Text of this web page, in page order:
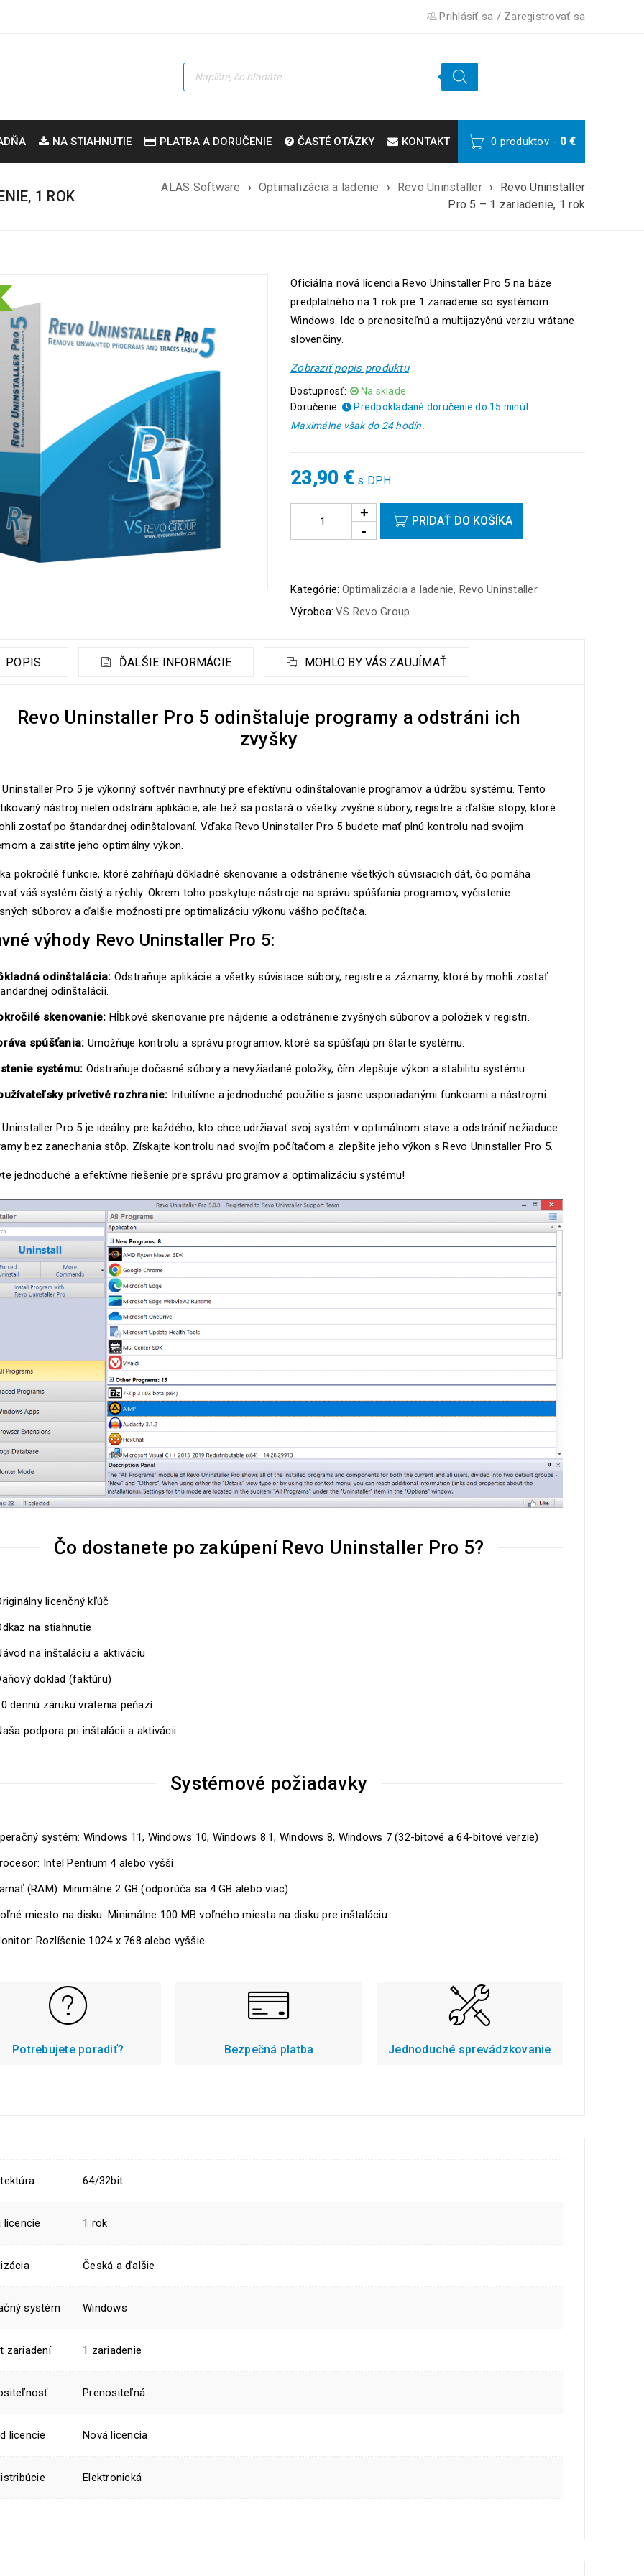
Prihlásiť sa / Zaregistrovať sa
NA STIAHNUTIE PLATBA A DORUČENIE ČASTÉ OTÁZKY KONTAKT 0 produktov - 0€
1 ROK
ALAS Software › Optimalizácia a ladenie › Revo Uninstaller ›
Revo Uninstaller
Pro 5 – 1 zariadenie, 1 rok
Oficiálna nová licencia Revo Uninstaller Pro 5 na báze
predplatného na 1 rok pre 1 zariadenie so systémom
Windows. Ide o prenositeľnú a multijazyčnú verziu vrátane
slovenčiny.
Zobraziť popis produktu
Dostupnosť:
Na sklade
Doručenie:
Predpokladané doručenie do 15 minút
Maximálne však do 24 hodín.
23,90 € s DPH
PRIDAŤ DO KOŠÍKA
Kategórie: Optimalizácia a ladenie, Revo Uninstaller
Výrobca: VS Revo Group
POPIS ĎALŠIE INFORMÁCIE MOHLO BY VÁS ZAUJÍMAŤ
Revo Uninstaller Pro 5 odinštaluje programy a odstráni ich
zvyšky
Uninstaller Pro 5 je výkonný softvér navrhnutý pre efektívnu odinštalovanie programov a údržbu systému. Tento
nástroj nielen odstráni aplikácie, ale tiež sa postará o všetky zvyšné súbory, registre a ďalšie stopy, ktoré
zostať po štandardnej odinštalovaní. Vďaka Revo Uninstaller Pro 5 budete mať plnú kontrolu nad svojim
a zaistíte jeho optimálny výkon.
pokročilé funkcie, ktoré zahŕňajú dôkladné skenovanie a odstránenie všetkých súvisiacich dát, čo pomáha
váš systém čistý a rýchly. Okrem toho poskytuje nástroje na správu spúšťania programov, vyčistenie
súborov a ďalšie možnosti pre optimalizáciu výkonu vášho počítača.
výhody Revo Uninstaller Pro 5:
odinštalácia: Odstraňuje aplikácie a všetky súvisiace súbory, registre a záznamy, ktoré by mohli zostať
odinštalácii.
skenovanie: Hĺbkové skenovanie pre nájdenie a odstránenie zvyšných súborov a položiek v registri.
spúšťania: Umožňuje kontrolu a správu programov, ktoré sa spúšťajú pri štarte systému.
systému: Odstraňuje dočasné súbory a nevyžiadané položky, čím zlepšuje výkon a stabilitu systému.
prívetivé rozhranie: Intuitívne a jednoduché použitie s jasne usporiadanými funkciami a nástrojmi.
Uninstaller Pro 5 je ideálny pre každého, kto chce udržiavať svoj systém v optimálnom stave a odstrániť nežiaduce
bez zanechania stôp. Získajte kontrolu nad svojím počítačom a zlepšite jeho výkon s Revo Uninstaller Pro 5.
jednoduché a efektívne riešenie pre správu programov a optimalizáciu systému!
Čo dostanete po zakúpení Revo Uninstaller Pro 5?
licenčný kľúč
na stiahnutie
na inštaláciu a aktiváciu
doklad (faktúru)
dennú záruku vrátenia peňazí
podpora pri inštalácii a aktivácii
Systémové požiadavky
systém: Windows 11, Windows 10, Windows 8.1, Windows 8, Windows 7 (32-bitové a 64-bitové verzie)
Intel Pentium 4 alebo vyšší
(RAM): Minimálne 2 GB (odporúča sa 4 GB alebo viac)
miesto na disku: Minimálne 100 MB voľného miesta na disku pre inštaláciu
Rozlíšenie 1024 x 768 alebo vyššie
Potrebujete poradiť? Bezpečná platba Jednoduché sprevádzkovanie
64/32bit
licencie 1 rok
Česká a ďalšie
systém Windows
zariadení 1 zariadenie
Prenositeľná
licencie Nová licencia
Elektronická